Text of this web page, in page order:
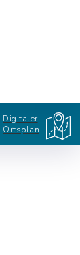
Digitaler
Ortsplan